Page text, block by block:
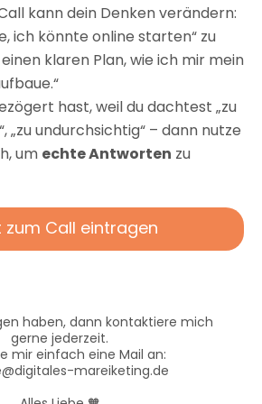
kann dein Denken verändern:
ich könnte online starten“ zu
klaren Plan, wie ich mir mein
hast, weil du dachtest „zu
„zu undurchsichtig“ – dann nutze
um echte Antworten zu
zum Call eintragen
haben, dann kontaktiere mich
gerne jederzeit.
mir einfach eine Mail an:
mareiketing.de